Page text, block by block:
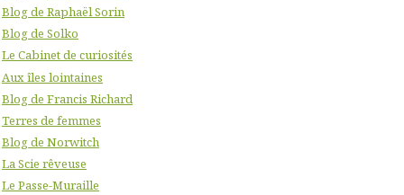
Blog de Raphaël Sorin
Blog de Solko
Le Cabinet de curiosités
Aux îles lointaines
Blog de Francis Richard
Terres de femmes
Blog de Norwitch
La Scie rêveuse
Le Passe-Muraille